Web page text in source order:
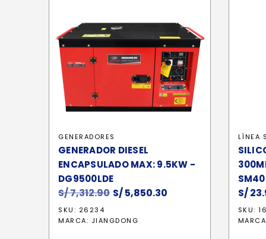
GENERADORES
GENERADOR DIESEL
ENCAPSULADO MAX: 9.5KW -
DG9500LDE
S/7,312.90 El
original
S/5,850.30
SKU: 26234
MARCA: JIANGDONG
LÍNEA
S/
SKU: